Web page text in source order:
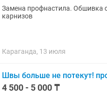
Замена профнастила. Обшивка
карнизов
Караганда, 13 июля
Швы больше не потекут!
4 500 - 5 000 ₸